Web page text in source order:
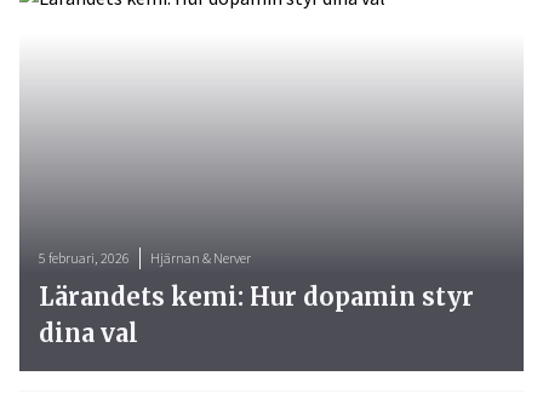
5 februari, 2026 Hjärnan & Nerver
Lärandets kemi: Hur dopamin styr
dina val